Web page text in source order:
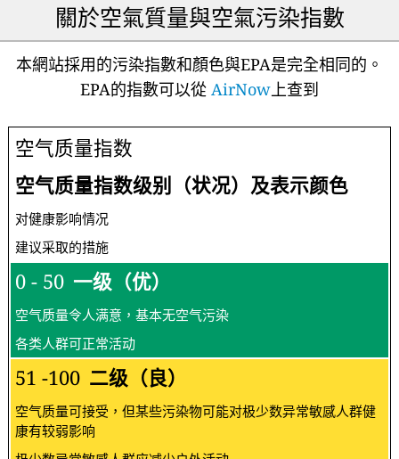
關於空氣質量與空氣污染指數
本網站採用的污染指數和顏色與EPA是完全相同的。
EPA的指數可以從 AirNow上查到
空气质量指数
空气质量指数级别（状况）及表示颜色
对健康影响情况
建议采取的措施
0 - 50 一级（优）
空气质量令人满意，基本无空气污染
各类人群可正常活动
51 -100 二级（良）
空气质量可接受，但某些污染物可能对极少数异常敏感人群健
康有较弱影响